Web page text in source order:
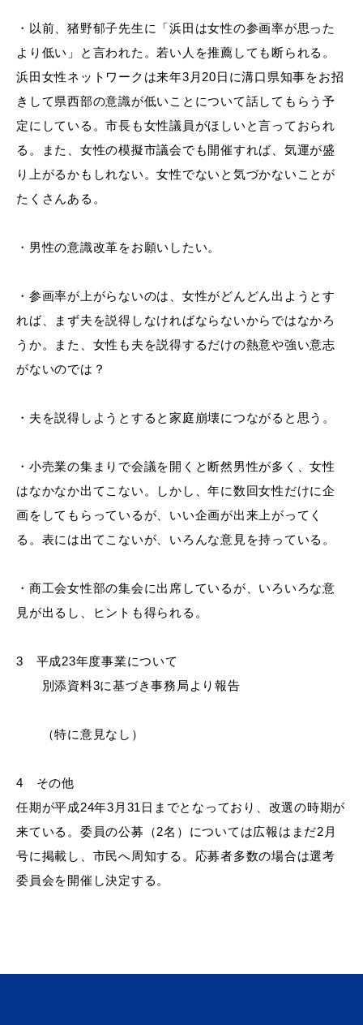
浜田市庁舎の
ご案内
各課への
お問い合わせ
・以前、猪野郁子先生に「浜田は女性の参画率が思った
より低い」と言われた。若い人を推薦しても断られる。
浜田女性ネットワークは来年3月20日に溝口県知事をお招
きして県西部の意識が低いことについて話してもらう予
定にしている。市長も女性議員がほしいと言っておられ
る。また、女性の模擬市議会でも開催すれば、気運が盛
り上がるかもしれない。女性でないと気づかないことが
たくさんある。
・男性の意識改革をお願いしたい。
・参画率が上がらないのは、女性がどんどん出ようとす
れば、まず夫を説得しなければならないからではなかろ
うか。また、女性も夫を説得するだけの熱意や強い意志
がないのでは？
・夫を説得しようとすると家庭崩壊につながると思う。
・小売業の集まりで会議を開くと断然男性が多く、女性
はなかなか出てこない。しかし、年に数回女性だけに企
画をしてもらっているが、いい企画が出来上がってく
る。表には出てこないが、いろんな意見を持っている。
・商工会女性部の集会に出席しているが、いろいろな意
見が出るし、ヒントも得られる。
3 平成23年度事業について
別添資料3に基づき事務局より報告
（特に意見なし）
4 その他
任期が平成24年3月31日までとなっており、改選の時期が
来ている。委員の公募（2名）については広報はまだ2月
号に掲載し、市民へ周知する。応募者多数の場合は選考
委員会を開催し決定する。